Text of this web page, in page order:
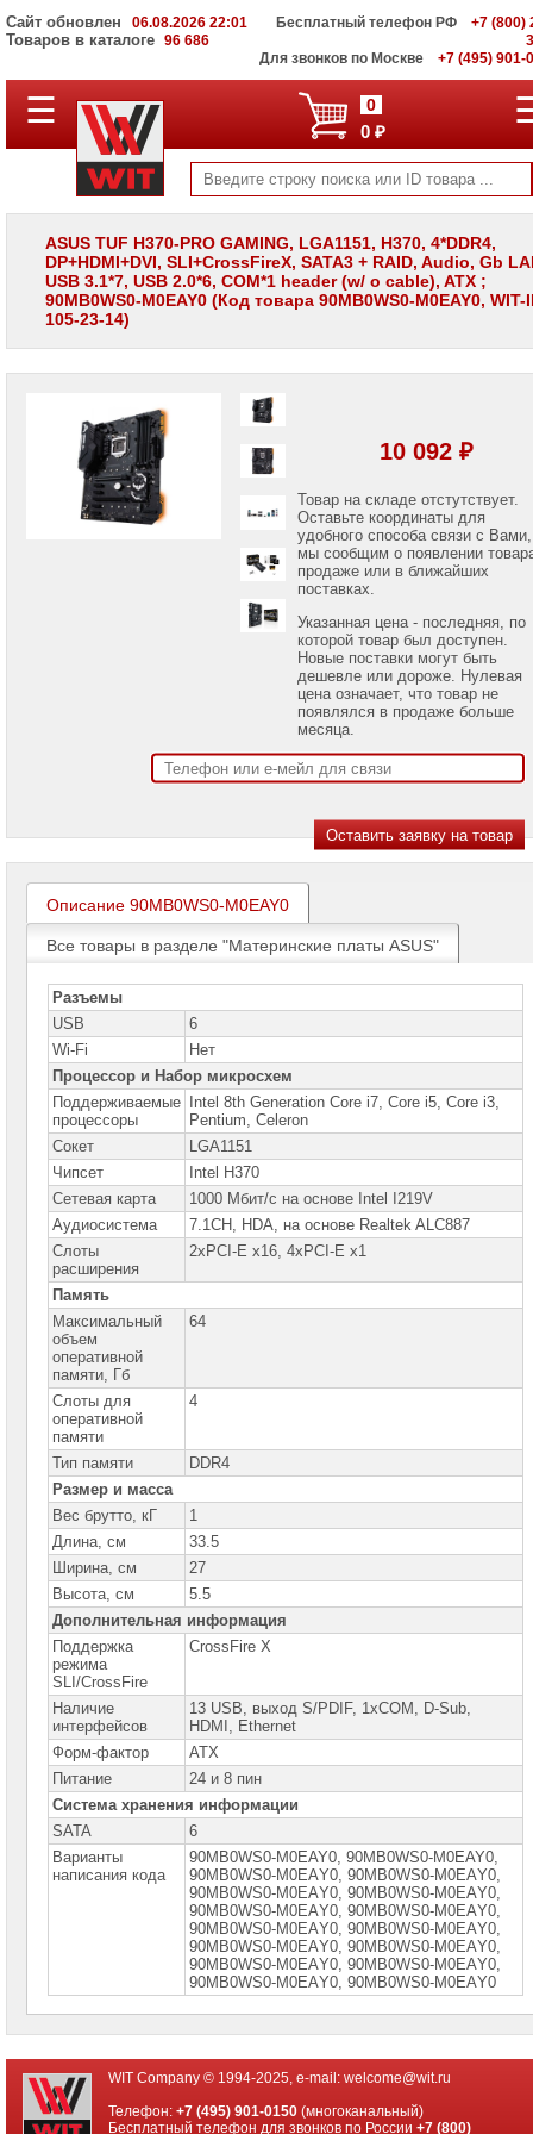
Сайт обновлен 06.08.2026 22:01
Товаров в каталоге 96 686
Бесплатный телефон РФ
+7 (800)
Для звонков по Москве
+7 (495) 901-
ПОЛНЫЙ
КАТАЛОГ
Корпоративные
серверы
WIT
Системы
хранения
данных
WIT
панели
Проекторы
лампы
плоттеры
Серверы
Brand
сетевое
оборудование
Активное
сетевое
оборудование
СХД
системы
хранения
данных
Компоненты
компьютеров
Платформы
малого
размера
Материнские
платы
Материнские
платы
ASUS
►
Материнские
платы
GIGABYTE
Процессоры
Intel
Процессоры
AMD
Модули
памяти
Жесткие
диски
SATA
Жесткие
диски
SSD
Корпуса
для
☰ 0
0 ₽
ASUS TUF H370-PRO GAMING, LGA1151, H370, 4*DDR4,
DP+HDMI+DVI, SLI+CrossFireX, SATA3 + RAID, Audio, Gb
USB 3.1*7, USB 2.0*6, COM*1 header (w/ o cable), ATX ;
90MB0WS0-M0EAY0 (Код товара 90MB0WS0-M0EAY0, WIT-
105-23-14)
10 092 ₽
Товар на складе отстутствует.
Оставьте координаты для
удобного способа связи с Вами,
мы сообщим о появлении
продаже или в ближайших
поставках.
Указанная цена - последняя, по
которой товар был доступен.
Новые поставки могут быть
дешевле или дороже. Нулевая
цена означает, что товар не
появлялся в продаже больше
месяца.
Описание 90MB0WS0-M0EAY0
Все товары в разделе "Материнские платы ASUS"
Разъемы
USB
6
Wi-Fi
Нет
Процессор и Набор микросхем
Поддерживаемые
процессоры
Intel 8th Generation Core i7, Core i5, Core i3,
Pentium, Celeron
Сокет
LGA1151
Чипсет
Intel H370
Cетевая карта
1000 Мбит/с на основе Intel I219V
Аудиосистема
7.1CH, HDA, на основе Realtek ALC887
Слоты
расширения
2xPCI-E x16, 4xPCI-E x1
Память
Максимальный
объем
оперативной
памяти, Гб
64
Слоты для
оперативной
памяти
4
Тип памяти
DDR4
Размер и масса
Вес брутто, кГ
1
Длина, см
33.5
Ширина, см
27
Высота, см
5.5
Дополнительная информация
Поддержка
режима
SLI/CrossFire
CrossFire X
Наличие
интерфейсов
13 USB, выход S/PDIF, 1xCOM, D-Sub,
HDMI, Ethernet
Форм-фактор
ATX
Питание
24 и 8 пин
Система хранения информации
SATA
6
Варианты
написания кода
90MB0WS0-M0EAY0, 90MB0WS0-M0EAY0,
90MB0WS0-M0EАY0, 90MВ0WS0-M0EАY0,
90MВ0WS0-M0EАY0, 90MВ0WS0-M0ЕАY0,
90MВ0WS0-M0ЕАY0, 90MВ0WS0-M0ЕАY0,
90MВ0WS0-M0ЕАY0, 90МВ0WS0-М0ЕАY0,
90МВ0WS0-М0ЕАY0, 90МВ0WS0-М0ЕАY0,
90МВ0WS0-М0ЕАY0, 90МВ0WS0-М0ЕАY0,
90МВ0WS0-М0ЕАY0, 90МВ0WS0-М0ЕАY0
WIT Company © 1994-2025, e-mail: welcome@wit.ru
Телефон:+7 (495) 901-0150 (многоканальный)
Бесплатный телефон для звонков по России+7 (800)